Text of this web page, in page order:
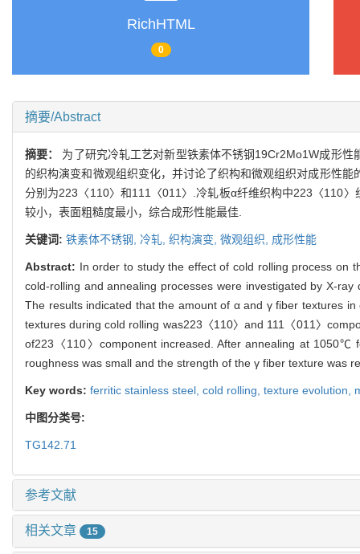
RichHTML
0
摘要/Abstract
摘要： 为了研究冷轧工艺对新型铁素体不锈钢19Cr2Mo1W成形
的织构演变和微观组织变化，并讨论了织构和微观组织对成形性
分别为223〈110〉和111〈011〉.冷轧板α纤维织构中223〈110
较小，表面粗糙度最小，综合成形性能最佳.
关键词: 铁素体不锈钢, 冷轧, 织构演变, 微观组织, 成形性能
Abstract: In order to study the effect of cold rolling process on
cold-rolling and annealing processes were investigated by X-
The results indicated that the amount of α and γ fiber textures
textures during cold rolling was223〈110〉and 111〈011〉
of223〈110〉component increased. After annealing at
roughness was small and the strength of the γ fiber texture was
Key words: ferritic stainless steel, cold rolling, texture evolution,
中图分类号:
TG142.71
参考文献
相关文章 15